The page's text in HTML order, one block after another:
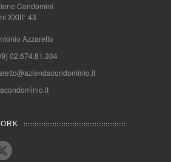
Condomini
XXIII° 43
Azzaretto
02.674.81.304